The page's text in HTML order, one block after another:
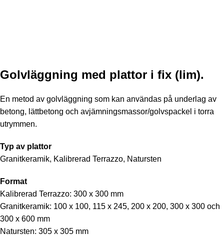
Golvläggning med plattor i fix (lim).
En metod av golvläggning som kan användas på underlag av
betong, lättbetong och avjämningsmassor/golvspackel i torra
utrymmen.
Typ av plattor
Granitkeramik, Kalibrerad Terrazzo, Natursten
Format
Kalibrerad Terrazzo: 300 x 300 mm
Granitkeramik: 100 x 100, 115 x 245, 200 x 200, 300 x 300 och
300 x 600 mm
Natursten: 305 x 305 mm